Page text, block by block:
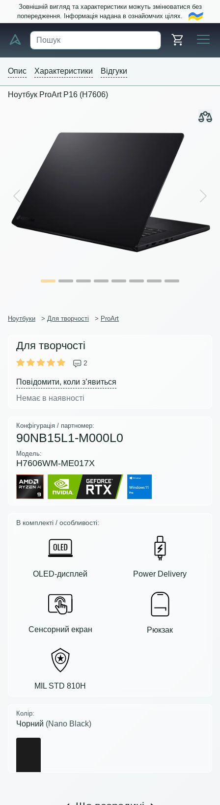
Зовнішній вигляд та характеристики можуть змінюватися без
попередження. Інформація надана в ознайомчих цілях.
Опис Характеристики Відгуки
Ноутбук ProArt P16 (H7606)
Previous Next
Ноутбуки > Для творчості > ProArt
Для творчості
2
Повідомити, коли з’явиться
Немає в наявності
Конфігурація / партномер:
90NB15L1-M000L0
Модель:
H7606WM-ME017X
В комплекті / особливості:
OLED-дисплей Power Delivery
Сенсорний екран Рюкзак
MIL STD 810H
Колір:
Чорний (Nano Black)